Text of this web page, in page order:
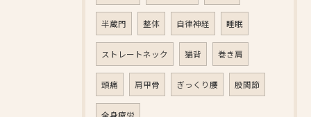
半蔵門 整体 自律神経 睡眠
ストレートネック 猫背 巻き肩
頭痛 肩甲骨 ぎっくり腰 股関節